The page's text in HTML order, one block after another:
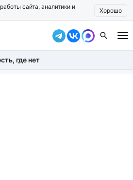
сайта, аналитики и
Хорошо
где нет